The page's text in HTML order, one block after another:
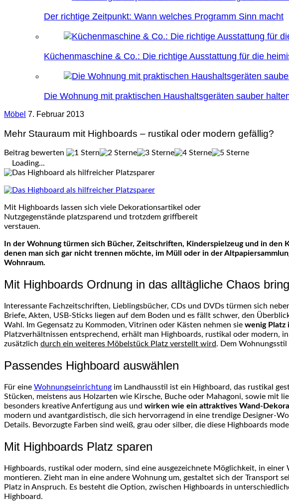
Der richtige Zeitpunkt: Wann welches Programm Sinn macht
Küchenmaschine & Co.: Die richtige Ausstattung für die
Die Wohnung mit praktischen Haushaltsgeräten sauber
Möbel 7. Februar 2013
Mehr Stauraum mit Highboards – rustikal oder modern gefällig?
Beitrag bewerten
Loading...
Mit Highboards lassen sich viele Dekorationsartikel oder
Nutzgegenstände platzsparend und trotzdem griffbereit
verstauen.
In der Wohnung türmen sich Bücher, Zeitschriften, Kinderspielzeug und in
denen man sich gar nicht trennen möchte, im Müll oder in der
Wohnraum.
Mit Highboards Ordnung in das alltägliche Chaos
Interessante Fachzeitschriften, Lieblingsbücher, CDs und DVDs türmen sich
Briefe, Akten, USB-Sticks liegen auf dem Boden und es fällt schwer, den
Wahl. Im Gegensatz zu Kommoden, Vitrinen oder Kästen nehmen sie wenig Platz
Platzverhältnissen entsprechend, erhält man Highboards, rustikal oder modern,
zusätzlich durch ein weiteres Möbelstück Platz verstellt wird. Dem Wohnungsstil
Passendes Highboard auswählen
Für eine Wohnungseinrichtung im Landhausstil ist ein Highboard, das rustikal
Stücken, meistens aus Holzarten wie Kirsche, Buche oder Mahagoni, sowie mit
besonders kreative Anfertigung aus und wirken wie ein attraktives Wand-
modern und avantgardistisch, die sich hervorragend in eine trendige Designer-
Details. Bevorzugte Farben sind weiß, grau oder silber, die diese Highboards
Mit Highboards Platz sparen
Highboards, rustikal oder modern, sind eine ausgezeichnete Möglichkeit, in
montieren. Zieht man in eine andere Wohnung um, gestaltet sich der Transport
Platz in Anspruch. Es besteht die Option, zwischen Highboards in
Highboard.